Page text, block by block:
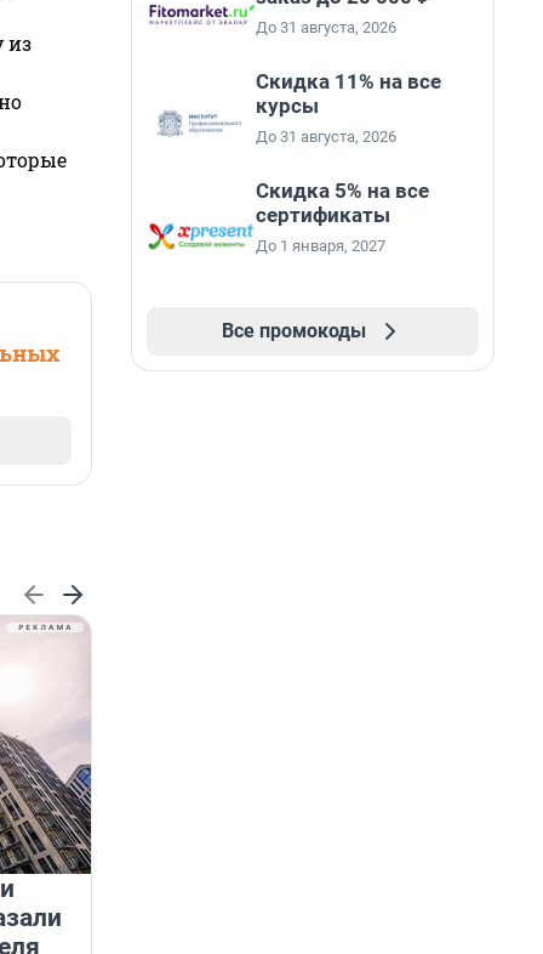
из
До 31 августа, 2026
Скидка 11% на все
курсы
До 31 августа, 2026
Скидка 5% на все
сертификаты
До 1 января, 2027
Все промокоды